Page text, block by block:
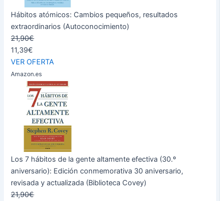
Hábitos atómicos: Cambios pequeños, resultados
extraordinarios (Autoconocimiento)
21,90€
11,39€
VER OFERTA
Amazon.es
Los 7 hábitos de la gente altamente efectiva (30.º
aniversario): Edición conmemorativa 30 aniversario,
revisada y actualizada (Biblioteca Covey)
21,90€